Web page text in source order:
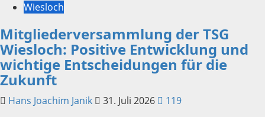
Wiesloch
Mitgliederversammlung der TSG
Wiesloch: Positive Entwicklung und
wichtige Entscheidungen für die
Zukunft
Hans Joachim Janik 31. Juli 2026
119